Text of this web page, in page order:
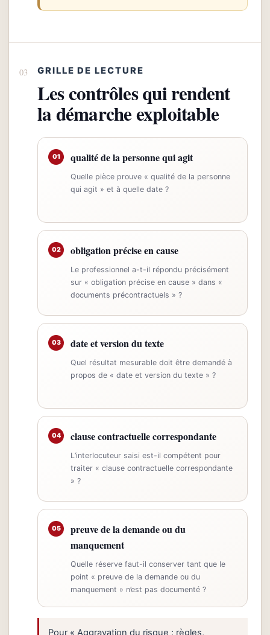
GRILLE DE LECTURE
Les contrôles qui rendent
la démarche exploitable
01 qualité de la personne qui agit
Quelle pièce prouve « qualité de la personne
qui agit » et à quelle date ?
02 obligation précise en cause
Le professionnel a-t-il répondu précisément
sur « obligation précise en cause » dans «
documents précontractuels » ?
03 date et version du texte
Quel résultat mesurable doit être demandé à
propos de « date et version du texte » ?
04 clause contractuelle correspondante
L’interlocuteur saisi est-il compétent pour
traiter « clause contractuelle correspondante
» ?
05
preuve de la demande ou du
manquement
Quelle réserve faut-il conserver tant que le
point « preuve de la demande ou du
manquement » n’est pas documenté ?
Pour « Aggravation du risque : règles,